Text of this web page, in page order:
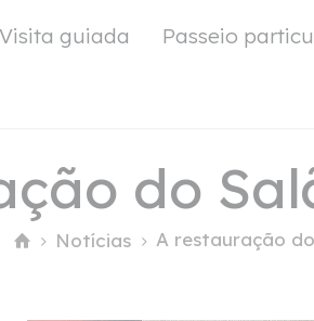
Visita guiada Passeio
do
Notícias A restauração